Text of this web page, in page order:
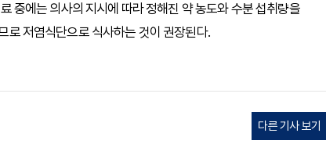
중에는 의사의 지시에 따라 정해진 약 농도와 수분 섭취량을
로 저염식단으로 식사하는 것이 권장된다.
다른 기사 보기